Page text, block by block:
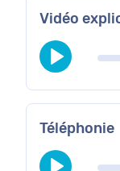
Vidéo
Téléphonie